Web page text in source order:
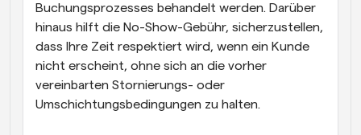
Buchungsprozesses behandelt werden. Darüber
hinaus hilft die No-Show-Gebühr, sicherzustellen,
dass Ihre Zeit respektiert wird, wenn ein Kunde
nicht erscheint, ohne sich an die vorher
vereinbarten Stornierungs- oder
Umschichtungsbedingungen zu halten.